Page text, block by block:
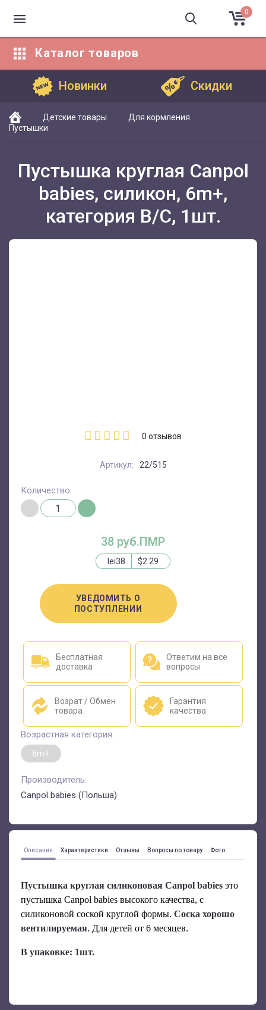
0
Каталог товаров
Новинки Скидки
Детские товары
Для кормления
Пустышки
Пустышка круглая Canpol
babies, силикон, 6m+,
категория B/C, 1шт.
0 отзывов
Артикул: 22/515
38 руб.ПМР
lei38 $2.29
УВЕДОМИТЬ О
ПОСТУПЛЕНИИ
Количество:
Бесплатная
доставка
Ответим на все
вопросы
Возрат / Обмен
товара
Гарантия
качества
Возрастная категория:
6m+
Производитель:
Canpol babies (Польша)
Описание Характеристики Отзывы Вопросы по товару Фото
Пустышка круглая силиконовая Canpol babies это
пустышка Canpol babies высокого качества, с
силиконовой соской круглой формы. Соска хорошо
вентилируемая. Для детей от 6 месяцев.
В упаковке: 1шт.